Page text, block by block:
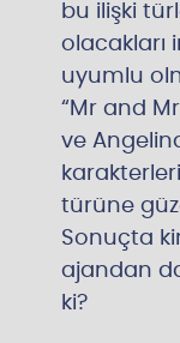
bu ilişki
olacakları
uyumlu
“Mr and
ve
türüne
Sonuçta
ajandan
ki?